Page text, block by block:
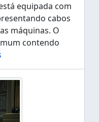
equipada com
cabos
máquinas. O
contendo